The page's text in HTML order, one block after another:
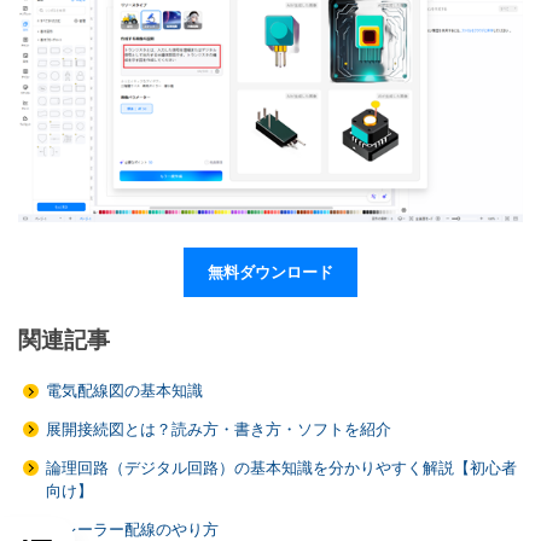
無料ダウンロード
関連記事
電気配線図の基本知識
展開接続図とは？読み方・書き方・ソフトを紹介
論理回路（デジタル回路）の基本知識を分かりやすく解説【初心者
向け】
トレーラー配線のやり方